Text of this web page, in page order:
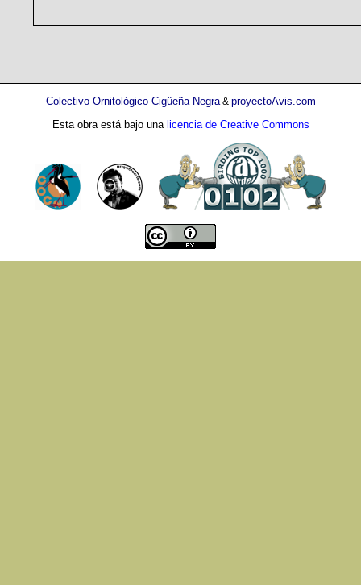
Colectivo Ornitológico Cigüeña Negra& proyectoAvis.com
Esta obra está bajo una licencia de Creative Commons